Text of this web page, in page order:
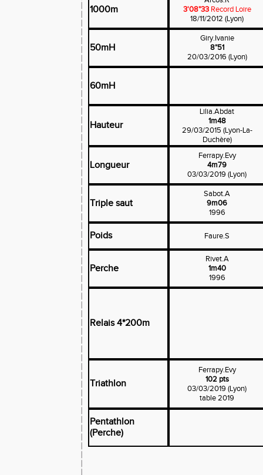
1000m
3'08"33 Record Loire
18/11/2012 (Lyon)
50mH
Giry.Ivanie
8"51
20/03/2016 (Lyon)
60mH
Hauteur
Lilia.Abdat
1m48
29/03/2015 (Lyon-La-
Duchère)
Longueur
Ferrapy.Evy
4m79
03/03/2019 (Lyon)
Triple saut
Sabot.A
9m06
1996
Poids Faure.S
Perche
Rivet.A
1m40
1996
Relais 4*200m
Triathlon
Ferrapy.Evy
102 pts
03/03/2019 (Lyon)
table 2019
Pentathlon
(Perche)